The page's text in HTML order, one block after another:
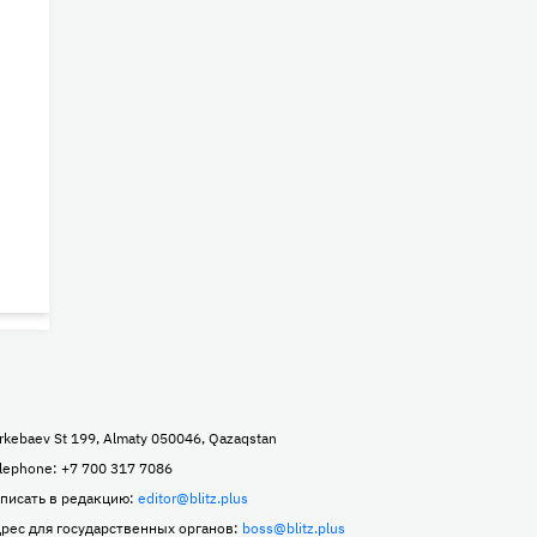
St 199, Almaty 050046, Qazaqstan
+7 700 317 7086
в редакцию: editor@blitz.plus
для государственных органов: boss@blitz.plus